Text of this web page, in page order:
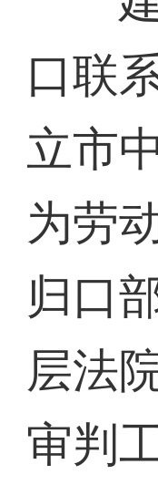
口联
立市
为劳
归口
层法
审判